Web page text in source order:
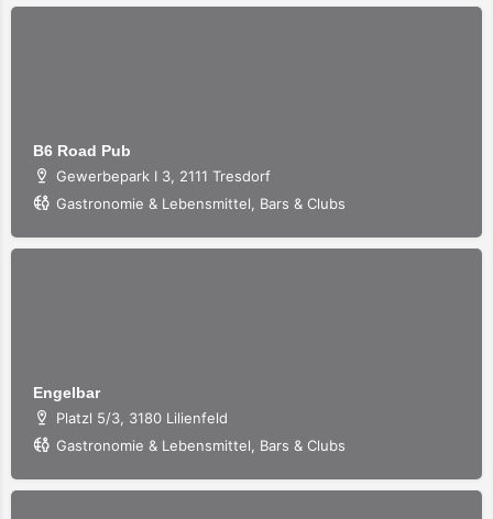
B6 Road Pub
Gewerbepark I 3, 2111 Tresdorf
Gastronomie & Lebensmittel, Bars & Clubs
Engelbar
Platzl 5/3, 3180 Lilienfeld
Gastronomie & Lebensmittel, Bars & Clubs